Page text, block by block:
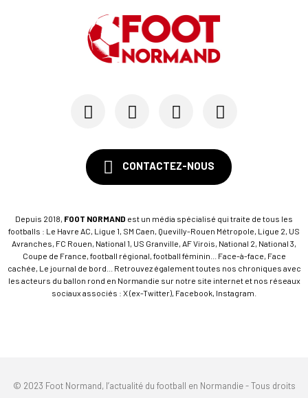
SM CAEN - MERCATO
Avec Mohamed Hafid, Malherbe veut frapper un gr...
SM Caen : Julien Meilhac quitte la direction de...
CONTACTEZ-NOUS
Depuis 2018, FOOT NORMAND est un média spécialisé qui traite de tous les
footballs : Le Havre AC, Ligue 1, SM Caen, Quevilly-Rouen Métropole, Ligue 2, US
Avranches, FC Rouen, National 1, US Granville, AF Virois, National 2, National 3,
Coupe de France, football régional, football féminin... Face-à-face, Face
cachée, Le journal de bord... Retrouvez également toutes nos chroniques avec
les acteurs du ballon rond en Normandie sur notre site internet et nos réseaux
sociaux associés : X (ex-Twitter), Facebook, Instagram.
© 2023 Foot Normand, l’actualité du football en Normandie - Tous droits